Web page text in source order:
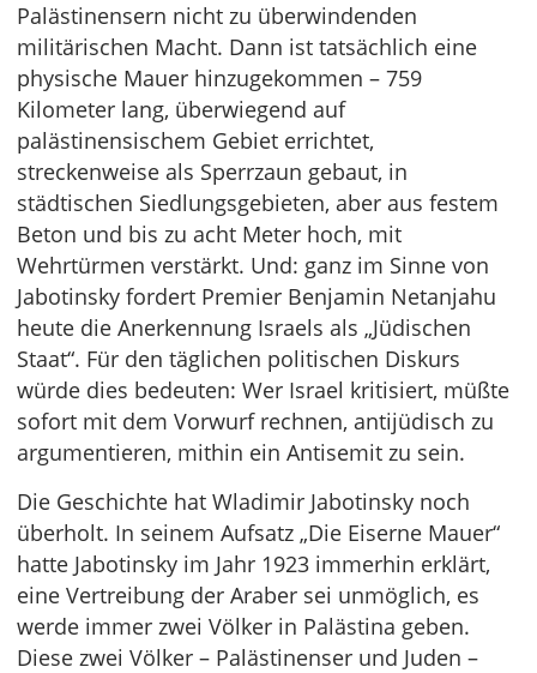
Palästinensern nicht zu überwindenden
militärischen Macht. Dann ist tatsächlich eine
physische Mauer hinzugekommen – 759
Kilometer lang, überwiegend auf
palästinensischem Gebiet errichtet,
streckenweise als Sperrzaun gebaut, in
städtischen Siedlungsgebieten, aber aus festem
Beton und bis zu acht Meter hoch, mit
Wehrtürmen verstärkt. Und: ganz im Sinne von
Jabotinsky fordert Premier Benjamin Netanjahu
heute die Anerkennung Israels als „Jüdischen
Staat“. Für den täglichen politischen Diskurs
würde dies bedeuten: Wer Israel kritisiert, müßte
sofort mit dem Vorwurf rechnen, antijüdisch zu
argumentieren, mithin ein Antisemit zu sein.
Die Geschichte hat Wladimir Jabotinsky noch
überholt. In seinem Aufsatz „Die Eiserne Mauer“
hatte Jabotinsky im Jahr 1923 immerhin erklärt,
eine Vertreibung der Araber sei unmöglich, es
werde immer zwei Völker in Palästina geben.
Diese zwei Völker – Palästinenser und Juden –